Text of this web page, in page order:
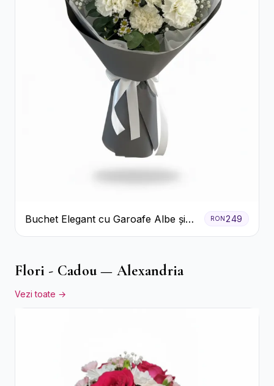
Buchet Elegant cu Garoafe Albe și
Eucalipt
RON249
Flori - Cadou — Alexandria
Vezi toate →